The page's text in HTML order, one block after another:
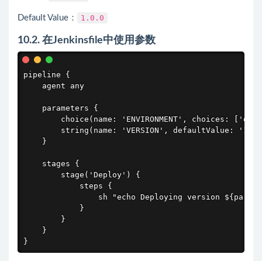
Default Value： 1.0.0
10.2. 在Jenkinsfile中使用参数
pipeline {
    agent any
    parameters {
choice(name: 'ENVIRONMENT', choices:
string(name: 'VERSION', defaultValue:
    }
    stages {
        stage('Deploy') {
            steps {
sh "echo Deploying version
            }
        }
    }
}